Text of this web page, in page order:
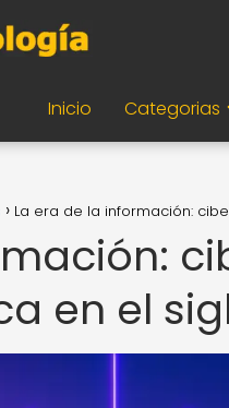
Inicio Categorias
La era de la información:
en el